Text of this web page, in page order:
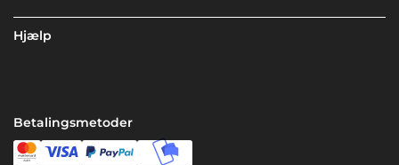
Hjælp
Betalingsmetoder